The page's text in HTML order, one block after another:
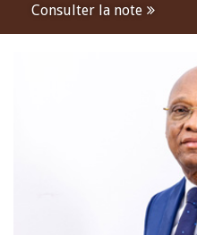
Consulter la note